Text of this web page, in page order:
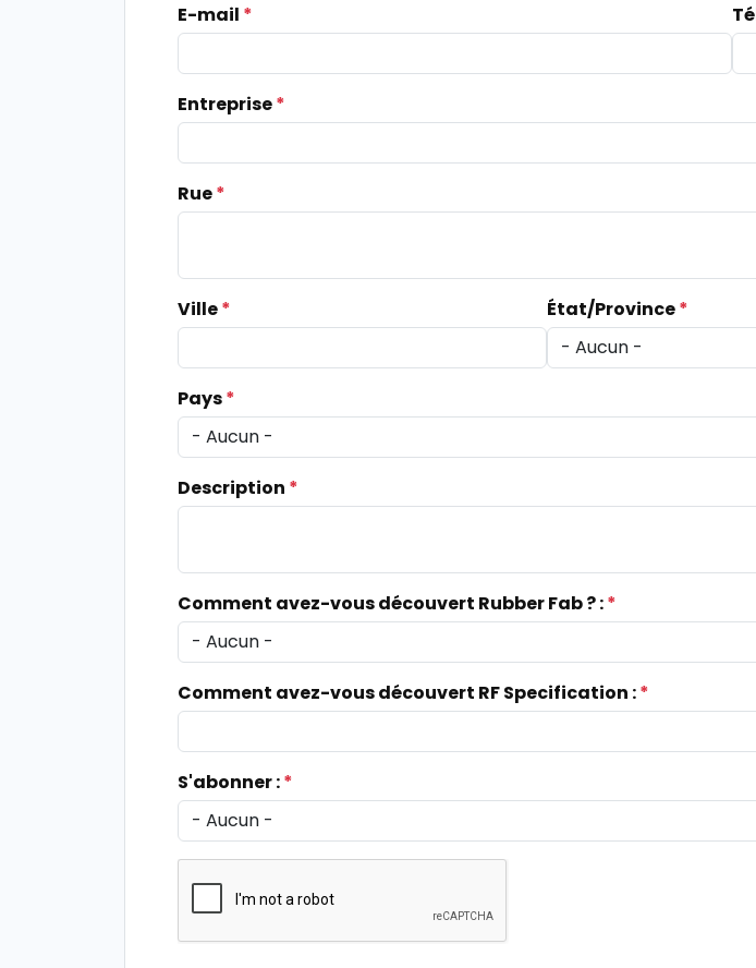
E-mail *
Entreprise*
Rue*
Ville* État/Province*
Pays*
Description *
Comment avez-vous découvert Rubber Fab ? :*
Comment avez-vous découvert RF Specification :*
S'abonner :*